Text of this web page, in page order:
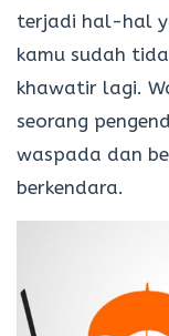
terjadi hal-hal
kamu sudah
khawatir lagi.
seorang
waspada dan
berkendara.